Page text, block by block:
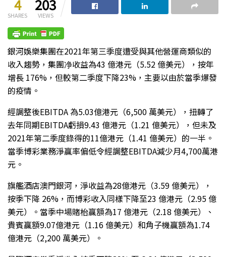
4
SHARES
203
VIEWS
銀河娛樂集團在2021年第三季度遭受與其他營運商類似的
收入趨勢，集團净收益為43 億港元（5.52 億美元），按年
增長 176%，但較第二季度下降23%，主要以由於當季爆發
的疫情。
經調整後EBITDA 為5.03億港元（6,500 萬美元），扭轉了
去年同期EBITDA虧損9.43 億港元（1.21 億美元），但未及
2021年第二季度錄得的11億港元（1.41 億美元）的一半。
當季博彩業務淨贏率偏低令經調整EBITDA減少月4,700萬港
元。
旗艦酒店澳門銀河，淨收益為28億港元（3.59 億美元），
按季下降 26%，而博彩收入同樣下降至23 億港元（2.95 億
美元）。當季中場賭枱贏額為17 億港元（2.18 億美元）、
貴賓贏額9.07億港元（1.16 億美元）和角子機贏額為1.74
億港元（2,200 萬美元）。